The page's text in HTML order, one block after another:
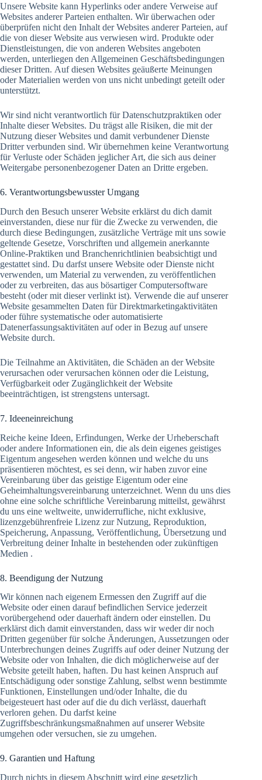
Unsere Website kann Hyperlinks oder andere Verweise auf
Websites anderer Parteien enthalten. Wir überwachen oder
überprüfen nicht den Inhalt der Websites anderer Parteien, auf
die von dieser Website aus verwiesen wird. Produkte oder
Dienstleistungen, die von anderen Websites angeboten
werden, unterliegen den Allgemeinen Geschäftsbedingungen
dieser Dritten. Auf diesen Websites geäußerte Meinungen
oder Materialien werden von uns nicht unbedingt geteilt oder
unterstützt.
Wir sind nicht verantwortlich für Datenschutzpraktiken oder
Inhalte dieser Websites. Du trägst alle Risiken, die mit der
Nutzung dieser Websites und damit verbundener Dienste
Dritter verbunden sind. Wir übernehmen keine Verantwortung
für Verluste oder Schäden jeglicher Art, die sich aus deiner
Weitergabe personenbezogener Daten an Dritte ergeben.
6. Verantwortungsbewusster Umgang
Durch den Besuch unserer Website erklärst du dich damit
einverstanden, diese nur für die Zwecke zu verwenden, die
durch diese Bedingungen, zusätzliche Verträge mit uns sowie
geltende Gesetze, Vorschriften und allgemein anerkannte
Online-Praktiken und Branchenrichtlinien beabsichtigt und
gestattet sind. Du darfst unsere Website oder Dienste nicht
verwenden, um Material zu verwenden, zu veröffentlichen
oder zu verbreiten, das aus bösartiger Computersoftware
besteht (oder mit dieser verlinkt ist). Verwende die auf unserer
Website gesammelten Daten für Direktmarketingaktivitäten
oder führe systematische oder automatisierte
Datenerfassungsaktivitäten auf oder in Bezug auf unsere
Website durch.
Die Teilnahme an Aktivitäten, die Schäden an der Website
verursachen oder verursachen können oder die Leistung,
Verfügbarkeit oder Zugänglichkeit der Website
beeinträchtigen, ist strengstens untersagt.
7. Ideeneinreichung
Reiche keine Ideen, Erfindungen, Werke der Urheberschaft
oder andere Informationen ein, die als dein eigenes geistiges
Eigentum angesehen werden können und welche du uns
präsentieren möchtest, es sei denn, wir haben zuvor eine
Vereinbarung über das geistige Eigentum oder eine
Geheimhaltungsvereinbarung unterzeichnet. Wenn du uns dies
ohne eine solche schriftliche Vereinbarung mitteilst, gewährst
du uns eine weltweite, unwiderrufliche, nicht exklusive,
lizenzgebührenfreie Lizenz zur Nutzung, Reproduktion,
Speicherung, Anpassung, Veröffentlichung, Übersetzung und
Verbreitung deiner Inhalte in bestehenden oder zukünftigen
Medien .
8. Beendigung der Nutzung
Wir können nach eigenem Ermessen den Zugriff auf die
Website oder einen darauf befindlichen Service jederzeit
vorübergehend oder dauerhaft ändern oder einstellen. Du
erklärst dich damit einverstanden, dass wir weder dir noch
Dritten gegenüber für solche Änderungen, Aussetzungen oder
Unterbrechungen deines Zugriffs auf oder deiner Nutzung der
Website oder von Inhalten, die dich möglicherweise auf der
Website geteilt haben, haften. Du hast keinen Anspruch auf
Entschädigung oder sonstige Zahlung, selbst wenn bestimmte
Funktionen, Einstellungen und/oder Inhalte, die du
beigesteuert hast oder auf die du dich verlässt, dauerhaft
verloren gehen. Du darfst keine
Zugriffsbeschränkungsmaßnahmen auf unserer Website
umgehen oder versuchen, sie zu umgehen.
9. Garantien und Haftung
Durch nichts in diesem Abschnitt wird eine gesetzlich